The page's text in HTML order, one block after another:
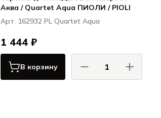
Аква / Quartet Aqua ПИОЛИ / PIOLI
Арт. 162932 PL Quartet Aqua
1 444 ₽
В корзину